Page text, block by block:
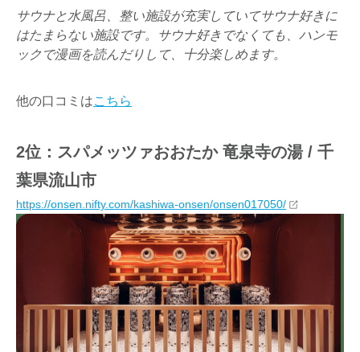
サウナと水風呂、整い施設が充実していてサウナ好きに
はたまらない施設です。サウナ好きでなくても、ハンモ
ックで漫画を読んだりして、十分楽しめます。
他の口コミはこちら
2位：スパメッツァおおたか 竜泉寺の湯 / 千
葉県流山市
https://onsen.nifty.com/kashiwa-onsen/onsen017050/